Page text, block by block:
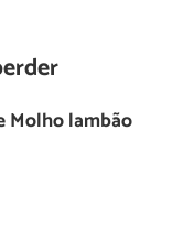
Molho lambão